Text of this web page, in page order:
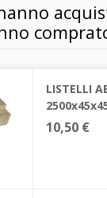
LISTELLI
10,50 €